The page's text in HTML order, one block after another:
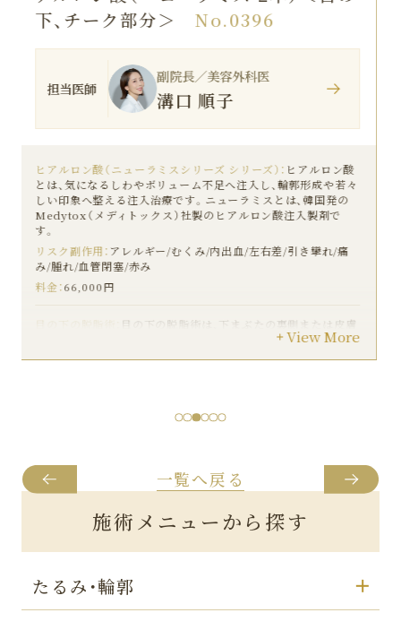
下、チーク部分＞No.0395
担当医師
副院長／美容外科医
溝口 順子
ヒアルロン酸（ニューラミスシリーズ シリーズ）：ヒアルロン酸
とは、気になるしわやボリューム不足へ注入し、輪郭形成や若々
しい印象へ整える注入治療です。ニューラミスとは、韓国発の
Medytox（メディトックス）社製のヒアルロン酸注入製剤で
す。
リスク副作用：アレルギー/むくみ/内出血/左右差/引き攣れ/痛
み/腫れ/血管閉塞/赤み
料金：66,000円
目の下の脱脂術： 目の下の脱脂術は、下まぶたの裏側または皮膚
を切開し、眼窩脂肪の一部を切除することで、目の下のふくらみ
View More
一覧へ戻る
施術メニューから探す
たるみ・輪郭